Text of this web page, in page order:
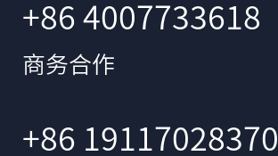
+86 4007733618
商务合作
+86 19117028370